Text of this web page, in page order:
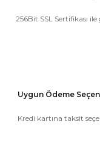
256Bit SSL Sertifikası
Uygun Ödeme
Kredi kartına taksit